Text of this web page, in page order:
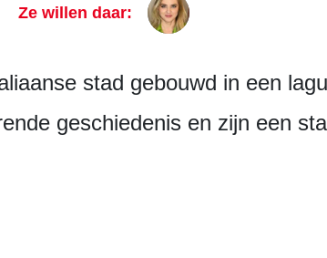
Ze willen daar:
stad gebouwd in een
geschiedenis en zijn een